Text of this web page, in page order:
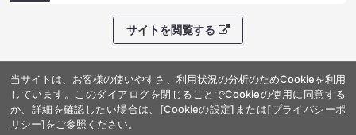
サイトを閲覧する
当サイトは、お客様の使いやすさ、利用状況の分析のためCookieを利用
しています。このダイアログを閉じることでCookieの使用に同意する
か、詳細を確認したい場合は、 [Cookieの設定] または[プライバシーポ
リシー]をご参照ください。